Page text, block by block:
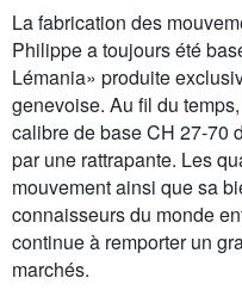
La fabrication des
Philippe a toujours été
Lémania» produite
genevoise. Au fil du
calibre de base CH 27-70
par une rattrapante. Les
mouvement ainsi que sa
connaisseurs du monde
continue à remporter un
marchés.